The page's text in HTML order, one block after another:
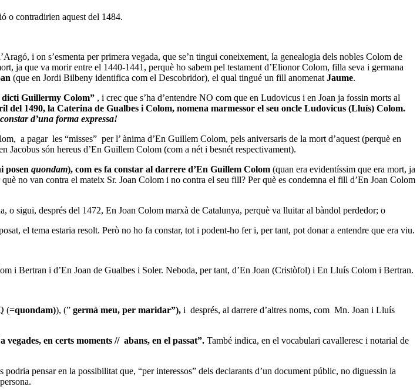
o contradirien aquest del 1484.
i on s’esmenta per primera vegada, que se’n tingui coneixement, la genealogia dels nobles Colom de
ja que va morir entre el 1440-1441, perquè ho sabem pel testament d’Elionor Colom, filla seva i germana
(que en Jordi Bilbeny identifica com el Descobridor), el qual tingué un fill anomenat Jaume.
Guillermy Colom” , i crec que s’ha d’entendre NO com que en Ludovicus i en Joan ja fossin morts al
del 1490, la Caterina de Gualbes i Colom, nomena marmessor el seu oncle Ludovicus (Lluís) Colom.
d’una forma expressa!
a pagar les “misses” per l’ ànima d’En Guillem Colom, pels aniversaris de la mort d’aquest (perquè en
Jacobus són hereus d’En Guillem Colom (com a nét i besnét respectivament).
posen quondam), com es fa constar al darrere d’En Guillem Colom (quan era evidentíssim que era mort, ja
no van contra el mateix Sr. Joan Colom i no contra el seu fill? Per què es condemna el fill d’En Joan Colom
sigui, després del 1472, En Joan Colom marxà de Catalunya, perquè va lluitar al bàndol perdedor; o
el tema estaria resolt. Però no ho fa constar, tot i podent-ho fer i, per tant, pot donar a entendre que era viu.
i Bertran i d’En Joan de Gualbes i Soler. Neboda, per tant, d’En Joan (Cristòfol) i En Lluís Colom i Bertran.
(=quondam)), (” germà meu, per maridar”), i després, al darrere d’altres noms, com Mn. Joan i Lluís
en certs moments // abans, en el passat”. També indica, en el vocabulari cavalleresc i notarial de
pensar en la possibilitat que, “per interessos” dels declarants d’un document públic, no diguessin la